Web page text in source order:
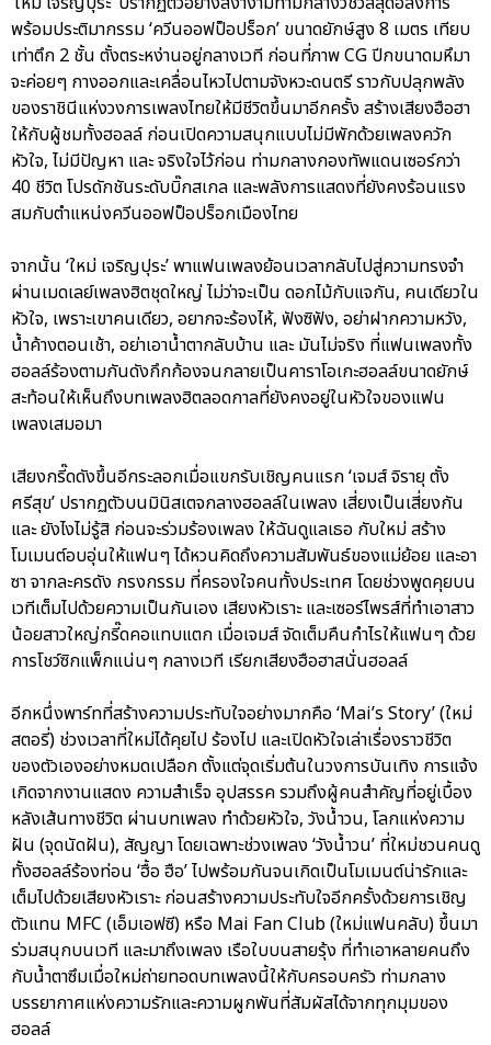
พร้อมประติมากรรม ‘ควีนออฟป็อปร็อก’ ขนาดยักษ์สูง 8 เมตร เทียบ
เท่าตึก 2 ชั้น ตั้งตระหง่านอยู่กลางเวที ก่อนที่ภาพ CG ปีกขนาดมหึมา
จะค่อยๆ กางออกและเคลื่อนไหวไปตามจังหวะดนตรี ราวกับปลุกพลัง
ของราชินีแห่งวงการเพลงไทยให้มีชีวิตขึ้นมาอีกครั้ง สร้างเสียงฮือฮา
ให้กับผู้ชมทั้งฮอลล์ ก่อนเปิดความสนุกแบบไม่มีพักด้วยเพลงควัก
หัวใจ, ไม่มีปัญหา และ จริงใจไว้ก่อน ท่ามกลางกองทัพแดนเซอร์กว่า
40 ชีวิต โปรดักชันระดับบิ๊กสเกล และพลังการแสดงที่ยังคงร้อนแรง
สมกับตำแหน่งควีนออฟป็อปร็อกเมืองไทย
จากนั้น ‘ใหม่ เจริญปุระ’ พาแฟนเพลงย้อนเวลากลับไปสู่ความทรงจำ
ผ่านเมดเลย์เพลงฮิตชุดใหญ่ ไม่ว่าจะเป็น ดอกไม้กับแจกัน, คนเดียวใน
หัวใจ, เพราะเขาคนเดียว, อยากจะร้องไห้, ฟังซิฟัง, อย่าฝากความหวัง,
น้ำค้างตอนเช้า, อย่าเอาน้ำตากลับบ้าน และ มันไม่จริง ที่แฟนเพลงทั้ง
ฮอลล์ร้องตามกันดังกึกก้องจนกลายเป็นคาราโอเกะฮอลล์ขนาดยักษ์
สะท้อนให้เห็นถึงบทเพลงฮิตลอดกาลที่ยังคงอยู่ในหัวใจของแฟน
เพลงเสมอมา
เสียงกรี๊ดดังขึ้นอีกระลอกเมื่อแขกรับเชิญคนแรก ‘เจมส์ จิรายุ ตั้ง
ศรีสุข’ ปรากฏตัวบนมินิสเตจกลางฮอลล์ในเพลง เสี่ยงเป็นเสี่ยงกัน
และ ยังไงไม่รู้สิ ก่อนจะร่วมร้องเพลง ให้ฉันดูแลเธอ กับใหม่ สร้าง
โมเมนต์อบอุ่นให้แฟนๆ ได้หวนคิดถึงความสัมพันธ์ของแม่ย้อย และอา
ซา จากละครดัง กรงกรรม ที่ครองใจคนทั้งประเทศ โดยช่วงพูดคุยบน
เวทีเต็มไปด้วยความเป็นกันเอง เสียงหัวเราะ และเซอร์ไพรส์ที่ทำเอาสาว
น้อยสาวใหญ่กรี๊ดคอแทบแตก เมื่อเจมส์ จัดเต็มคืนกำไรให้แฟนๆ ด้วย
การโชว์ซิกแพ็กแน่นๆ กลางเวที เรียกเสียงฮือฮาสนั่นฮอลล์
อีกหนึ่งพาร์ทที่สร้างความประทับใจอย่างมากคือ ‘Mai’s Story’ (ใหม่
สตอรี่) ช่วงเวลาที่ใหม่ได้คุยไป ร้องไป และเปิดหัวใจเล่าเรื่องราวชีวิต
ของตัวเองอย่างหมดเปลือก ตั้งแต่จุดเริ่มต้นในวงการบันเทิง การแจ้ง
เกิดจากงานแสดง ความสำเร็จ อุปสรรค รวมถึงผู้คนสำคัญที่อยู่เบื้อง
หลังเส้นทางชีวิต ผ่านบทเพลง ทำด้วยหัวใจ, วังน้ำวน, โลกแห่งความ
ฝัน (จุดนัดฝัน), สัญญา โดยเฉพาะช่วงเพลง ‘วังน้ำวน’ ที่ใหม่ชวนคนดู
ทั้งฮอลล์ร้องท่อน ‘ฮื้อ ฮือ’ ไปพร้อมกันจนเกิดเป็นโมเมนต์น่ารักและ
เต็มไปด้วยเสียงหัวเราะ ก่อนสร้างความประทับใจอีกครั้งด้วยการเชิญ
ตัวแทน MFC (เอ็มเอฟซี) หรือ Mai Fan Club (ใหม่แฟนคลับ) ขึ้นมา
ร่วมสนุกบนเวที และมาถึงเพลง เรือใบบนสายรุ้ง ที่ทำเอาหลายคนถึง
กับน้ำตาซึมเมื่อใหม่ถ่ายทอดบทเพลงนี้ให้กับครอบครัว ท่ามกลาง
บรรยากาศแห่งความรักและความผูกพันที่สัมผัสได้จากทุกมุมของ
ฮอลล์